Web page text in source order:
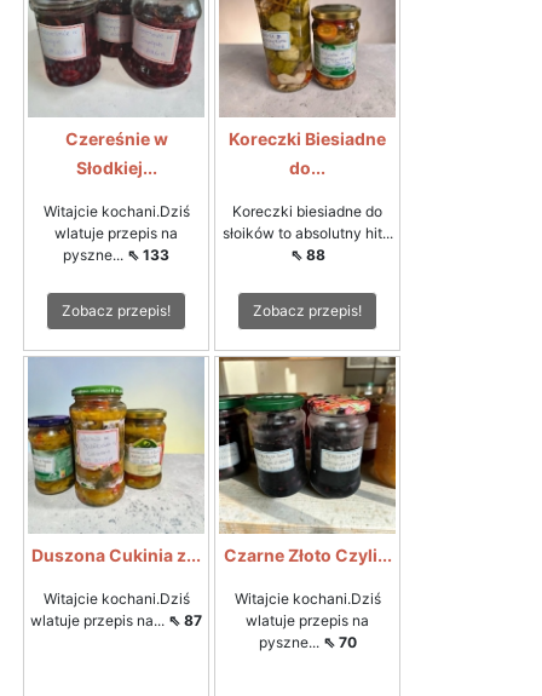
Czereśnie w
Słodkiej...
Witajcie kochani.Dziś
wlatuje przepis na
pyszne... ⇖ 133
Zobacz przepis!
Koreczki Biesiadne
do...
Koreczki biesiadne do
słoików to absolutny hit...
⇖ 88
Zobacz przepis!
Duszona Cukinia z...
Witajcie kochani.Dziś
wlatuje przepis na... ⇖ 87
Czarne Złoto Czyli...
Witajcie kochani.Dziś
wlatuje przepis na
pyszne... ⇖ 70